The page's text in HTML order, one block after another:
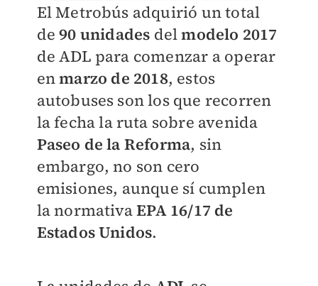
El Metrobús adquirió un total
de90 unidades delmodelo 2017
de ADL para comenzar a operar
enmarzo de 2018, estos
autobuses son los que recorren
la fecha la ruta sobre avenida
Paseo de la Reforma, sin
embargo, no son cero
emisiones, aunque sí cumplen
la normativaEPA 16/17 de
Estados Unidos.